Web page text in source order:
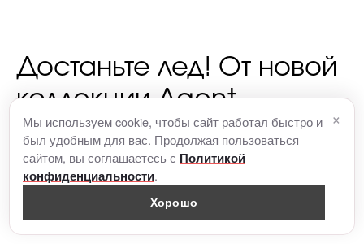
Достаньте лед! От новой
коллекции Agent
Provocateur в винтажном
стиле бросает в жар
Мы используем cookie, чтобы сайт работал быстро и
был удобным для вас. Продолжая пользоваться
сайтом, вы соглашаетесь с Политикой
конфиденциальности.
Хорошо
×